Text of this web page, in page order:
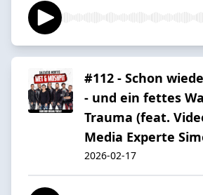
#112 - Schon
- und ein fettes
Trauma (feat.
Media Experte
2026-02-17